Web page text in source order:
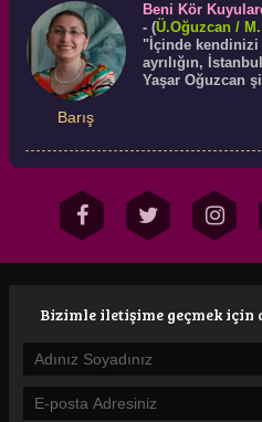
Barış
Beni Kör
- (Ü.Oğuzcan/
"İçinde kendinizi
ayrılığın,
Yaşar Oğuzcan
Bizimle iletişime geçmek